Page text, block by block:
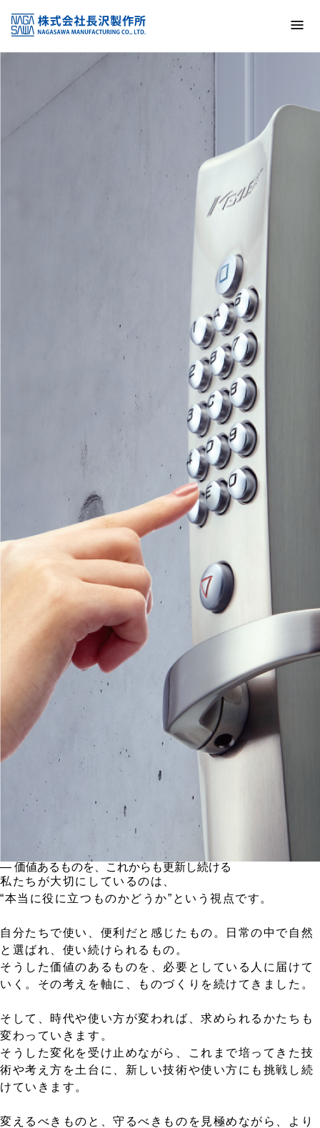
NAGASAWA MFG. CO., LTD.
信頼と技術で未来の安全を支える
― 価値あるものを、これからも更新し続ける
私たちが大切にしているのは、
“本当に役に立つものかどうか”という視点です。
自分たちで使い、便利だと感じたもの。日常の中で自然
と選ばれ、使い続けられるもの。
そうした価値のあるものを、必要としている人に届けて
いく。その考えを軸に、ものづくりを続けてきました。
そして、時代や使い方が変われば、求められるかたちも
変わっていきます。
そうした変化を受け止めながら、これまで培ってきた技
術や考え方を土台に、新しい技術や使い方にも挑戦し続
けていきます。
変えるべきものと、守るべきものを見極めながら、より